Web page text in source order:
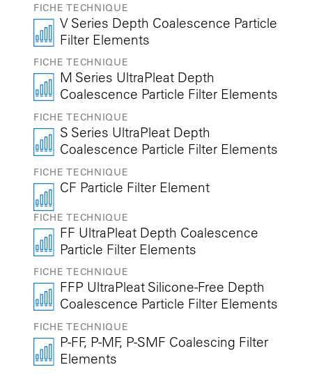
FICHE TECHNIQUE
V Series Depth Coalescence Particle
Filter Elements
FICHE TECHNIQUE
M Series UltraPleat Depth
Coalescence Particle Filter Elements
FICHE TECHNIQUE
S Series UltraPleat Depth
Coalescence Particle Filter Elements
FICHE TECHNIQUE
CF Particle Filter Element
FICHE TECHNIQUE
FF UltraPleat Depth Coalescence
Particle Filter Elements
FICHE TECHNIQUE
FFP UltraPleat Silicone-Free Depth
Coalescence Particle Filter Elements
FICHE TECHNIQUE
P-FF, P-MF, P-SMF Coalescing Filter
Elements